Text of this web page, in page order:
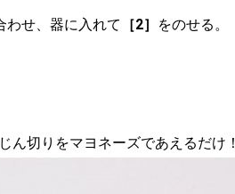
わせ、器に入れて ［2］ をのせる。
ん切りをマヨネーズであえるだけ！